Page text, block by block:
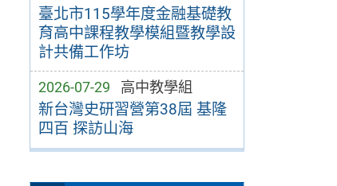
臺北市115學年度金融基礎教
育高中課程教學模組暨教學設
計共備工作坊
2026-07-29 高中教學組
新台灣史研習營第38屆 基隆
四百 探訪山海